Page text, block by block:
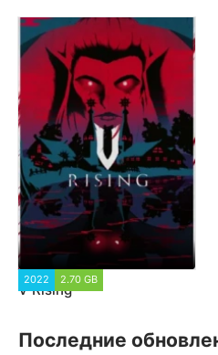
2022 2.70 GB
V Rising
Последние